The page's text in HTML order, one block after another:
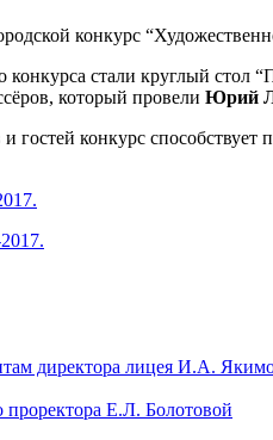
конкурс
конкурса стали круглый стол
который провели Юрий
гостей конкурс
директора лицея И.А.
проректора Е.Л. Болотовой